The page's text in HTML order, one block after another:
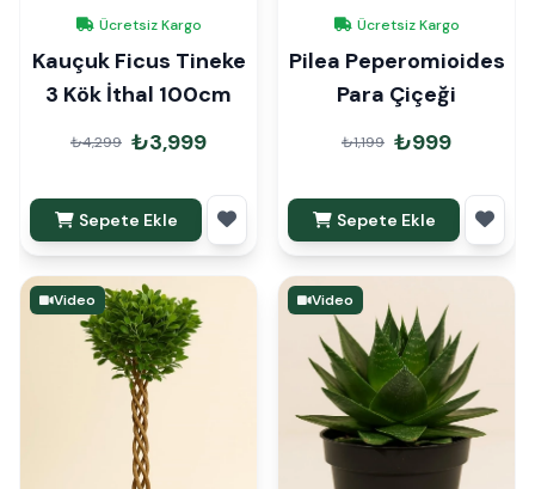
Ücretsiz Kargo
Kauçuk Ficus Tineke
3 Kök İthal 100cm
₺4,299 ₺3,999
Sepete Ekle
Ücretsiz Kargo
Pilea Peperomioides
Para Çiçeği
₺1,199 ₺999
Sepete Ekle
Video Video